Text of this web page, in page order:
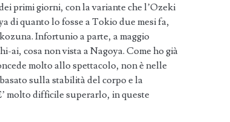
primi giorni, con la variante che l’Ozeki
di quanto lo fosse a Tokio due mesi fa,
Infortunio a parte, a maggio
ai, cosa non vista a Nagoya. Come ho già
molto allo spettacolo, non è nelle
sulla stabilità del corpo e la
molto difficile superarlo, in queste